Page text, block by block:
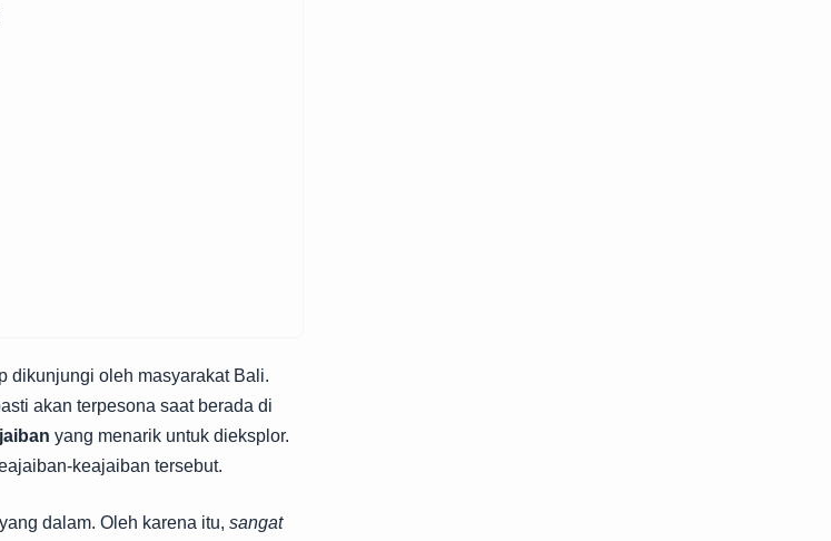
dikunjungi oleh masyarakat Bali.
akan terpesona saat berada di
yang menarik untuk dieksplor.
keajaiban tersebut.
dalam. Oleh karena itu, sangat